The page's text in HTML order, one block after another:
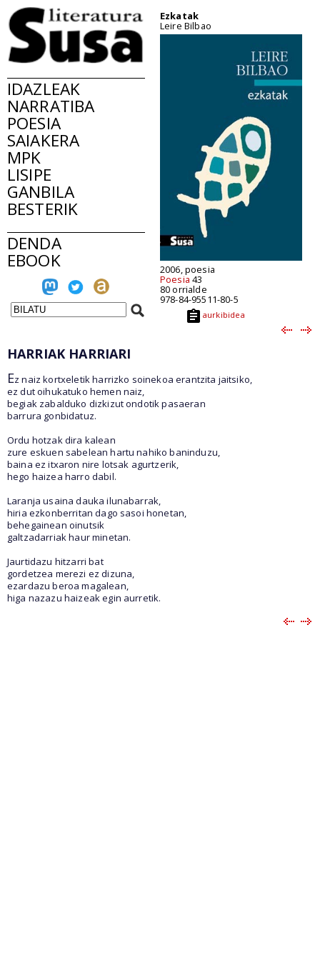
IDAZLEAK
NARRATIBA
POESIA
SAIAKERA
MPK
LISIPE
GANBILA
BESTERIK
DENDA
EBOOK
Ezkatak
Leire Bilbao
2006, poesia
Poesia 43
80 orrialde
978-84-95511-80-5
aurkibidea
HARRIAK HARRIARI
Ez naiz kortxeletik harrizko soinekoa erantzita jaitsiko,
ez dut oihukatuko hemen naiz,
begiak zabalduko dizkizut ondotik pasaeran
barrura gonbidatuz.
Ordu hotzak dira kalean
zure eskuen sabelean hartu nahiko baninduzu,
baina ez itxaron nire lotsak agurtzerik,
hego haizea harro dabil.
Laranja usaina dauka ilunabarrak,
hiria ezkonberritan dago sasoi honetan,
behegainean oinutsik
galtzadarriak haur minetan.
Jaurtidazu hitzarri bat
gordetzea merezi ez dizuna,
ezardazu beroa magalean,
higa nazazu haizeak egin aurretik.